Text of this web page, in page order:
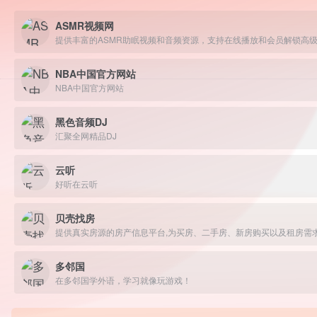
ASMR视频网
提供丰富的ASMR助眠视频和音频资源，支持在线播放和会员解锁高
NBA中国官方网站
NBA中国官方网站
黑色音频DJ
汇聚全网精品DJ
云听
好听在云听
贝壳找房
提供真实房源的房产信息平台,为买房、二手房、新房购买以及租房需
多邻国
在多邻国学外语，学习就像玩游戏！